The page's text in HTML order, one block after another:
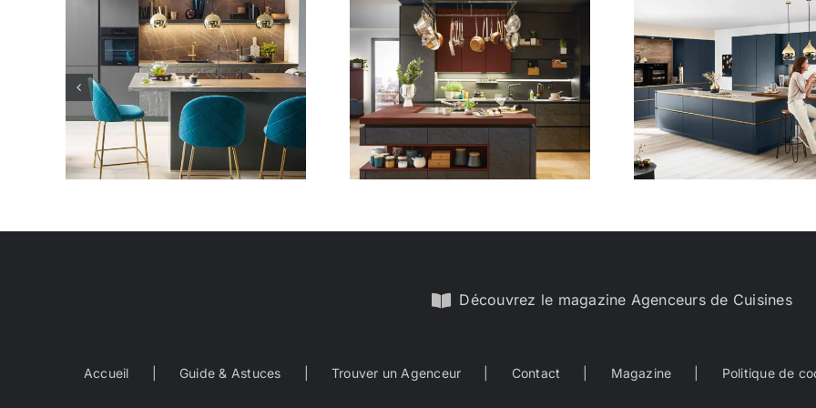
Design 14 Design 13
Découvrez le magazine Agenceurs de Cuisines
Accueil Guide & Astuces Trouver un Agenceur Contact Magazine Politique de